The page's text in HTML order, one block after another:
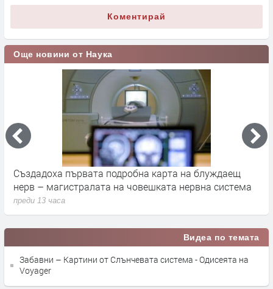
Коментирай
Още новини от Наука
Създадоха първата подробна карта на блуждаещ
нерв – магистралата на човешката нервна система
преди 13 часа
Видеа по темата
Забавни – Картини от Слънчевата система - Одисеята на
Voyager